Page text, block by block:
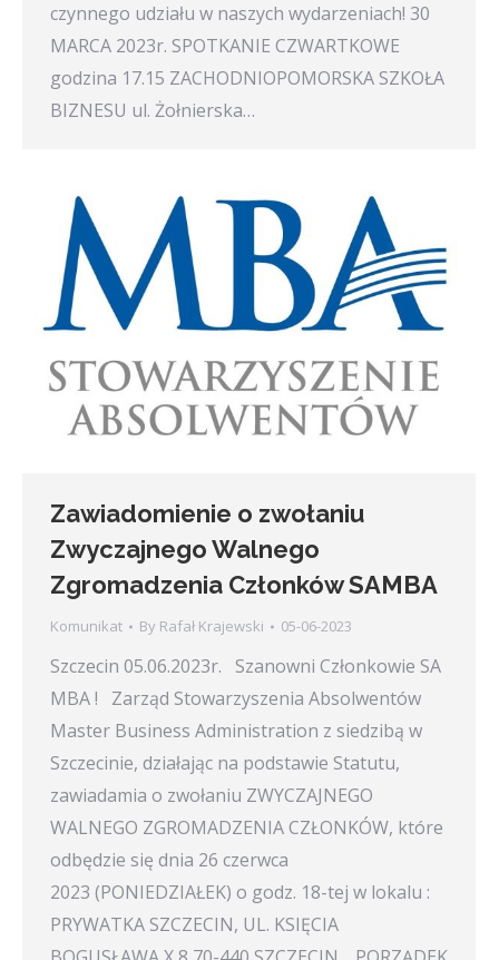
czynnego udziału w naszych wydarzeniach! 30
MARCA 2023r. SPOTKANIE CZWARTKOWE
godzina 17.15 ZACHODNIOPOMORSKA SZKOŁA
BIZNESU ul. Żołnierska…
Zawiadomienie o zwołaniu
Zwyczajnego Walnego
Zgromadzenia Członków SAMBA
Komunikat By Rafał Krajewski 05-06-2023
Szczecin 05.06.2023r. Szanowni Członkowie SA
MBA ! Zarząd Stowarzyszenia Absolwentów
Master Business Administration z siedzibą w
Szczecinie, działając na podstawie Statutu,
zawiadamia o zwołaniu ZWYCZAJNEGO
WALNEGO ZGROMADZENIA CZŁONKÓW, które
odbędzie się dnia 26 czerwca
2023 (PONIEDZIAŁEK) o godz. 18-tej w lokalu :
PRYWATKA SZCZECIN, UL. KSIĘCIA